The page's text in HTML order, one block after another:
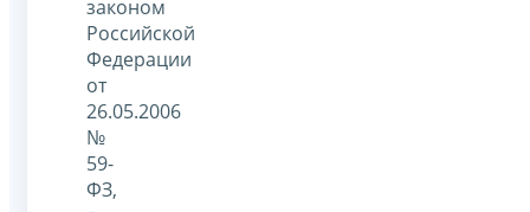
законом
Российской
Федерации
от
26.05.2006
№
59-
ФЗ,